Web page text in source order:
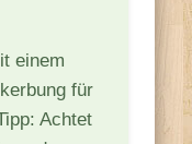
einem
für
Achtet